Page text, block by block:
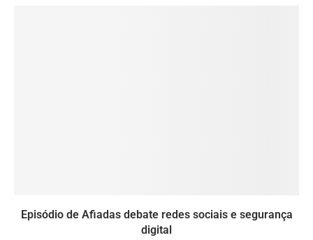
Episódio de Afiadas debate redes sociais e segurança
digital